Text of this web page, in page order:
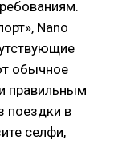
Nano
обычное
правильным
поездки в
селфи,